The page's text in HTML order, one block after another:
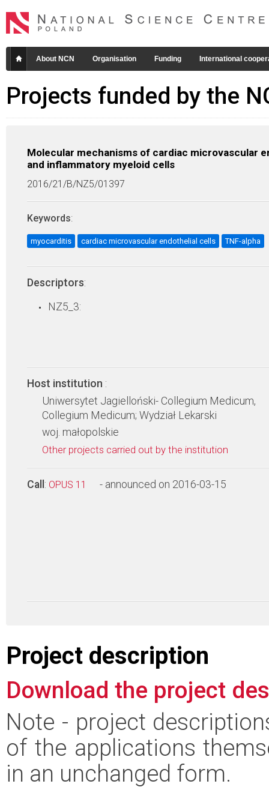
About NCN Organisation Funding International
Projects funded by the
Molecular mechanisms of cardiac microvascular
and inflammatory myeloid cells
2016/21/B/NZ5/01397
Keywords:
myocarditis cardiac microvascular endothelial cells TNF-alpha
Descriptors:
NZ5_3:
Host institution :
Uniwersytet Jagielloński- Collegium Medicum,
Collegium Medicum; Wydział Lekarski
woj. małopolskie
Other projects carried out by the institution
Call : OPUS 11 - announced on 2016-03-15
Project description
Download the project
Note - project
of the applications
in an unchanged form.